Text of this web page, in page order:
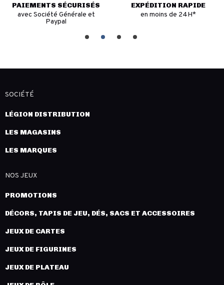
PAIEMENTS SÉCURISÉS
avec Société Générale et
Paypal
EXPÉDITION RAPIDE
en moins de 24H*
SOCIÉTÉ
LÉGION DISTRIBUTION
LES MAGASINS
LES MARQUES
NOS JEUX
PROMOTIONS
DÉCORS, TAPIS DE JEU, DÉS, SACS ET ACCESSOIRES
JEUX DE CARTES
JEUX DE FIGURINES
JEUX DE PLATEAU